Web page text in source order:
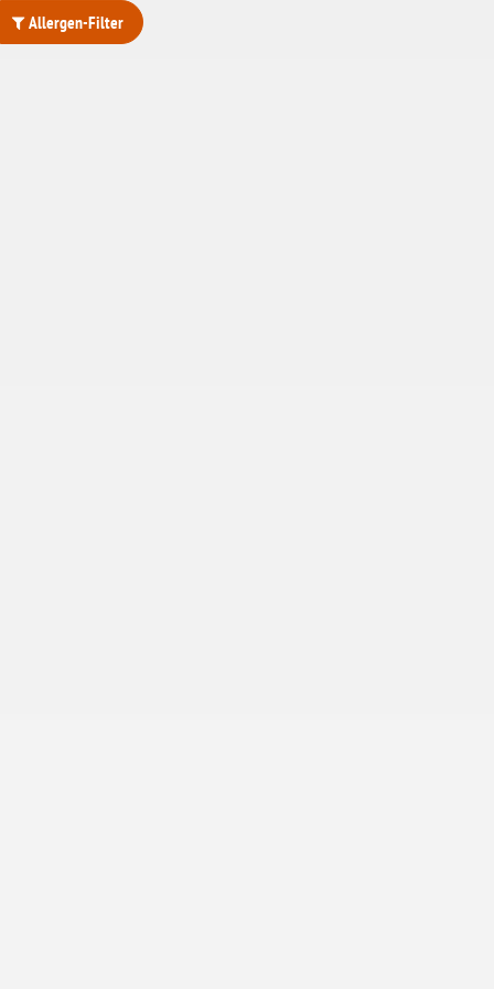
Allergen-Filter